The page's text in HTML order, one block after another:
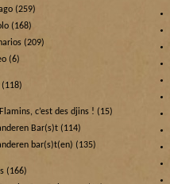
(259)
(168)
(209)
(6)
(118)
c’est des djins ! (15)
Bar(s)t (114)
bar(s)t(en) (135)
(166)